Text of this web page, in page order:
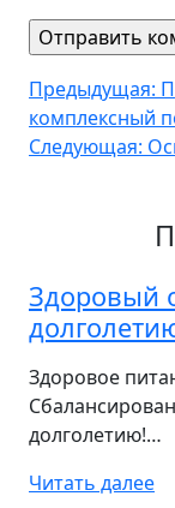
по
записям
Предыдущая:
комплексный
Следующая:
Здоровый
Здоровое
долголетию!…
Читать далее